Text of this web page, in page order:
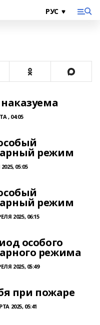
, 04:05
режим
05:05
режим
2025, 06:15
особого
режима
2025, 05:49
при пожаре
2025, 05:41